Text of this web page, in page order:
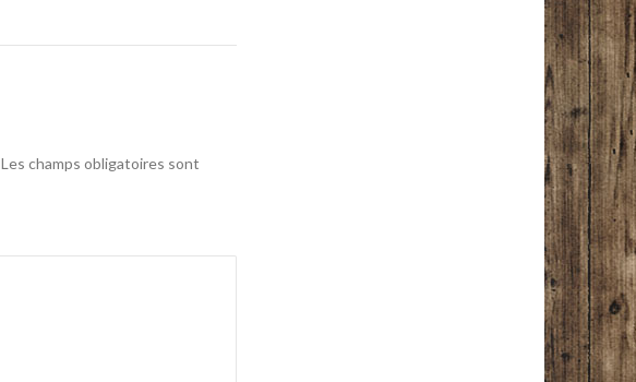
Les champs obligatoires sont